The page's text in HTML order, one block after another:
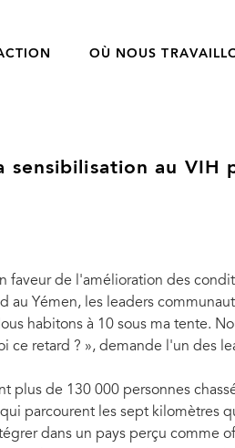
OÙ NOUS
sensibilisation au VIH
faveur de l'amélioration des
au Yémen, les leaders
habitons à 10 sous ma tente.
ce retard ? », demande l'un des
plus de 130 000 personnes
parcourent les sept kilomètres
dans un pays perçu comme